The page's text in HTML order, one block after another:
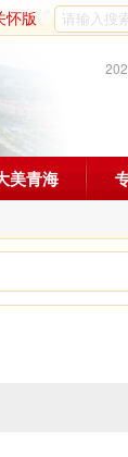
怀版
美青海